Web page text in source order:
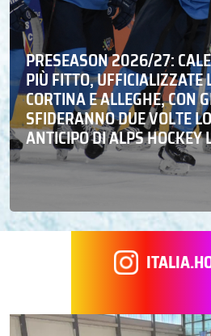
PRESEASON 2026/27:
PIÙ FITTO, UFFICIALIZZATE
CORTINA E ALLEGHE, CON
SFIDERANNO DUE VOLTE
ANTICIPO DI ALPS HOCKEY